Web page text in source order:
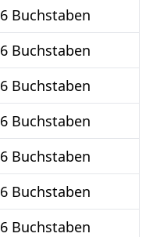
6 Buchstaben
6 Buchstaben
6 Buchstaben
6 Buchstaben
6 Buchstaben
6 Buchstaben
6 Buchstaben